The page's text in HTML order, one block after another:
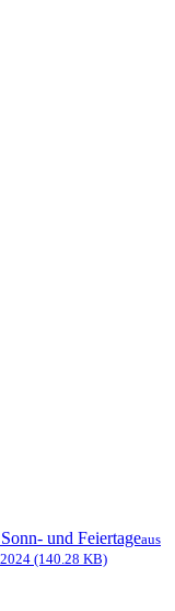
und Feiertageaus
(140.28 KB)